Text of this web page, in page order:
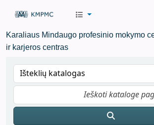
Karaliaus Mindaugo profesinio mokymo
ir karjeros centras